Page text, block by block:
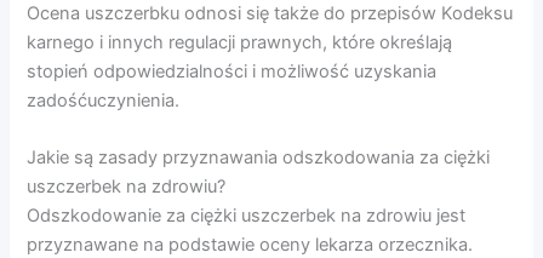
Ocena uszczerbku odnosi się także do przepisów Kodeksu
karnego i innych regulacji prawnych, które określają
stopień odpowiedzialności i możliwość uzyskania
zadośćuczynienia.
Jakie są zasady przyznawania odszkodowania za ciężki
uszczerbek na zdrowiu?
Odszkodowanie za ciężki uszczerbek na zdrowiu jest
przyznawane na podstawie oceny lekarza orzecznika.